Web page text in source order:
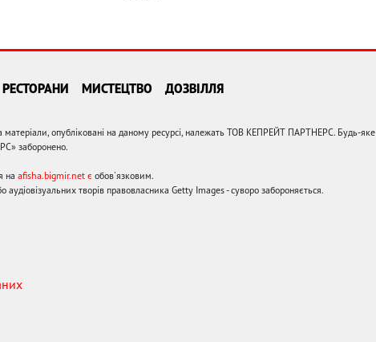
РЕСТОРАНИ МИСТЕЦТВО ДОЗВІЛЛЯ
опубліковані на даному ресурсі, належать ТОВ КЕПРЕЙТ ПАРТНЕРС. Будь-яке
заборонено.
на afisha.bigmir.net є обов'язковим.
творів правовласника Getty Images - суворо забороняється.